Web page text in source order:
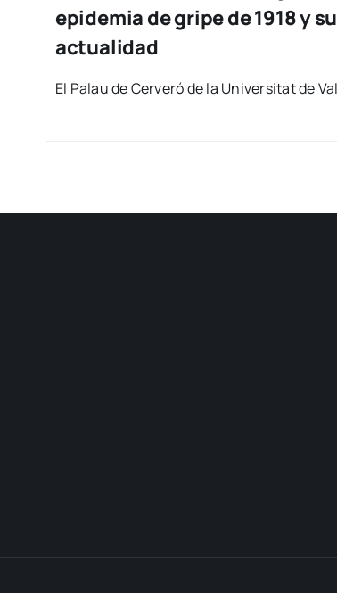
epidemia de gripe de 1918 y
actualidad
El Palau de Cer­ve­ró de la Uni­ver­si­tat de